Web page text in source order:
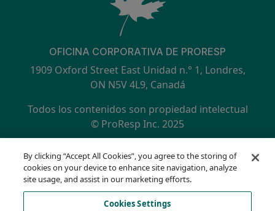
OFICINA CORPORATIVA DE PRORESP
1909 Oxford Street East Unidad n.° 1, Londres,
ON N5V 4L9, Canadá
Todos los contenidos son propiedad intelectual
© ProResp Inc. 2025
SECONDARY MENU
política de privacidad
Línea directa de cumplimiento
Condiciones de uso
AODA
By clicking “Accept All Cookies”, you agree to the storing of
cookies on your device to enhance site navigation, analyze
site usage, and assist in our marketing efforts.
Cookies Settings